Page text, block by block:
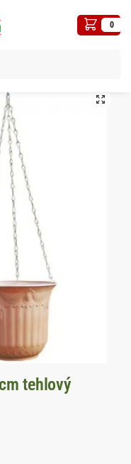
0
tehlový
tehlový